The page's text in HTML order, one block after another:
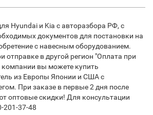
Hyundai и Kia с авторазбора РФ, с
документов для постановки на
с навесным оборудованием.
отправке в другой регион "Оплата при
вы можете купить
из Европы Японии и США с
При заказе в первые 2 дня после
оптовые скидки! Для консультации
201-37-48